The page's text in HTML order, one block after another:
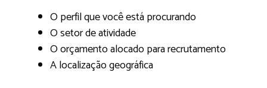
O perfil que você está procurando
O setor de atividade
O orçamento alocado para recrutamento
A localização geográfica